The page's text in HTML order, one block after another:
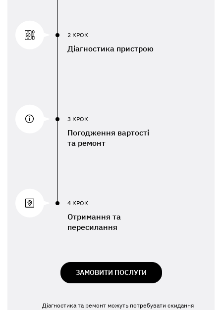
2 КРОК
Діагностика пристрою
3 КРОК
Погодження вартості
та ремонт
4 КРОК
Отримання та
пересилання
ЗАМОВИТИ ПОСЛУГИ
Діагностика та ремонт можуть потребувати скидання